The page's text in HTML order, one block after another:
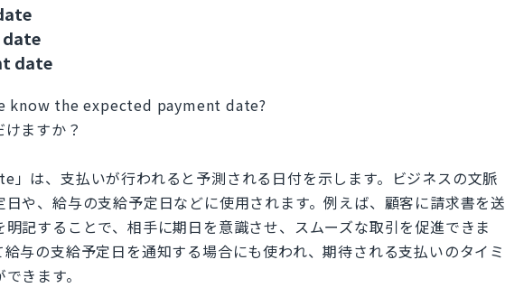
date
date
know the expected payment date?
ますか？
」は、支払いが行われると予測される日付を示します。ビジネスの文脈
や、給与の支給予定日などに使用されます。例えば、顧客に請求書を送
記することで、相手に期日を意識させ、スムーズな取引を促進できま
与の支給予定日を通知する場合にも使われ、期待される支払いのタイミ
きます。